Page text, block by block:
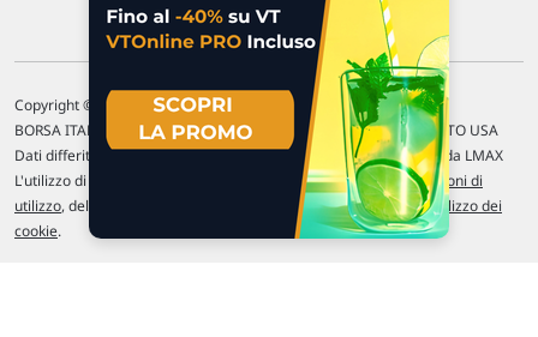
Copyright © 1996-2026 Traderlink Italia s.r.l.
BORSA ITALIANA Quotazioni di borsa differite di 15 min. / MERCATO USA
Dati differiti di 15 min. (fonte Intrinio) / FOREX Quotazioni fornite da LMAX
L'utilizzo di questo sito implica l'accettazione delle nostreCondizioni di
utilizzo, del Politiche sulla privacye dell'Utilizzo dei
cookie.